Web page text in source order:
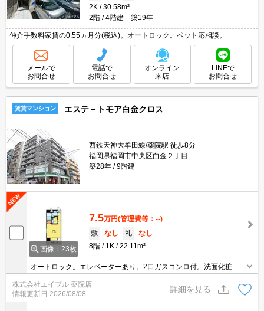
2K
30.58m²
2階
4階建 築19年
仲介手数料家賃の0.55ヵ月分(税込)。オートロック。ペット応相談。
メールで
お問合せ
電話で
お問合せ
オンライン
来店
LINEで
お問合せ
賃貸マンション エステ－トモア白金クロス
西鉄天神大牟田線/薬院駅 徒歩8分
福岡県福岡市中央区白金２丁目
築28年
9階建
画像：23枚
7.5万円(管理費等：--)
敷
なし 礼
なし
8階
1K 22.11m²
オートロック。エレベーターあり。2口ガスコンロ付。洗面化粧台
付き。
株式会社エイブル 薬院店
情報更新日 2026/08/08
詳細を見る